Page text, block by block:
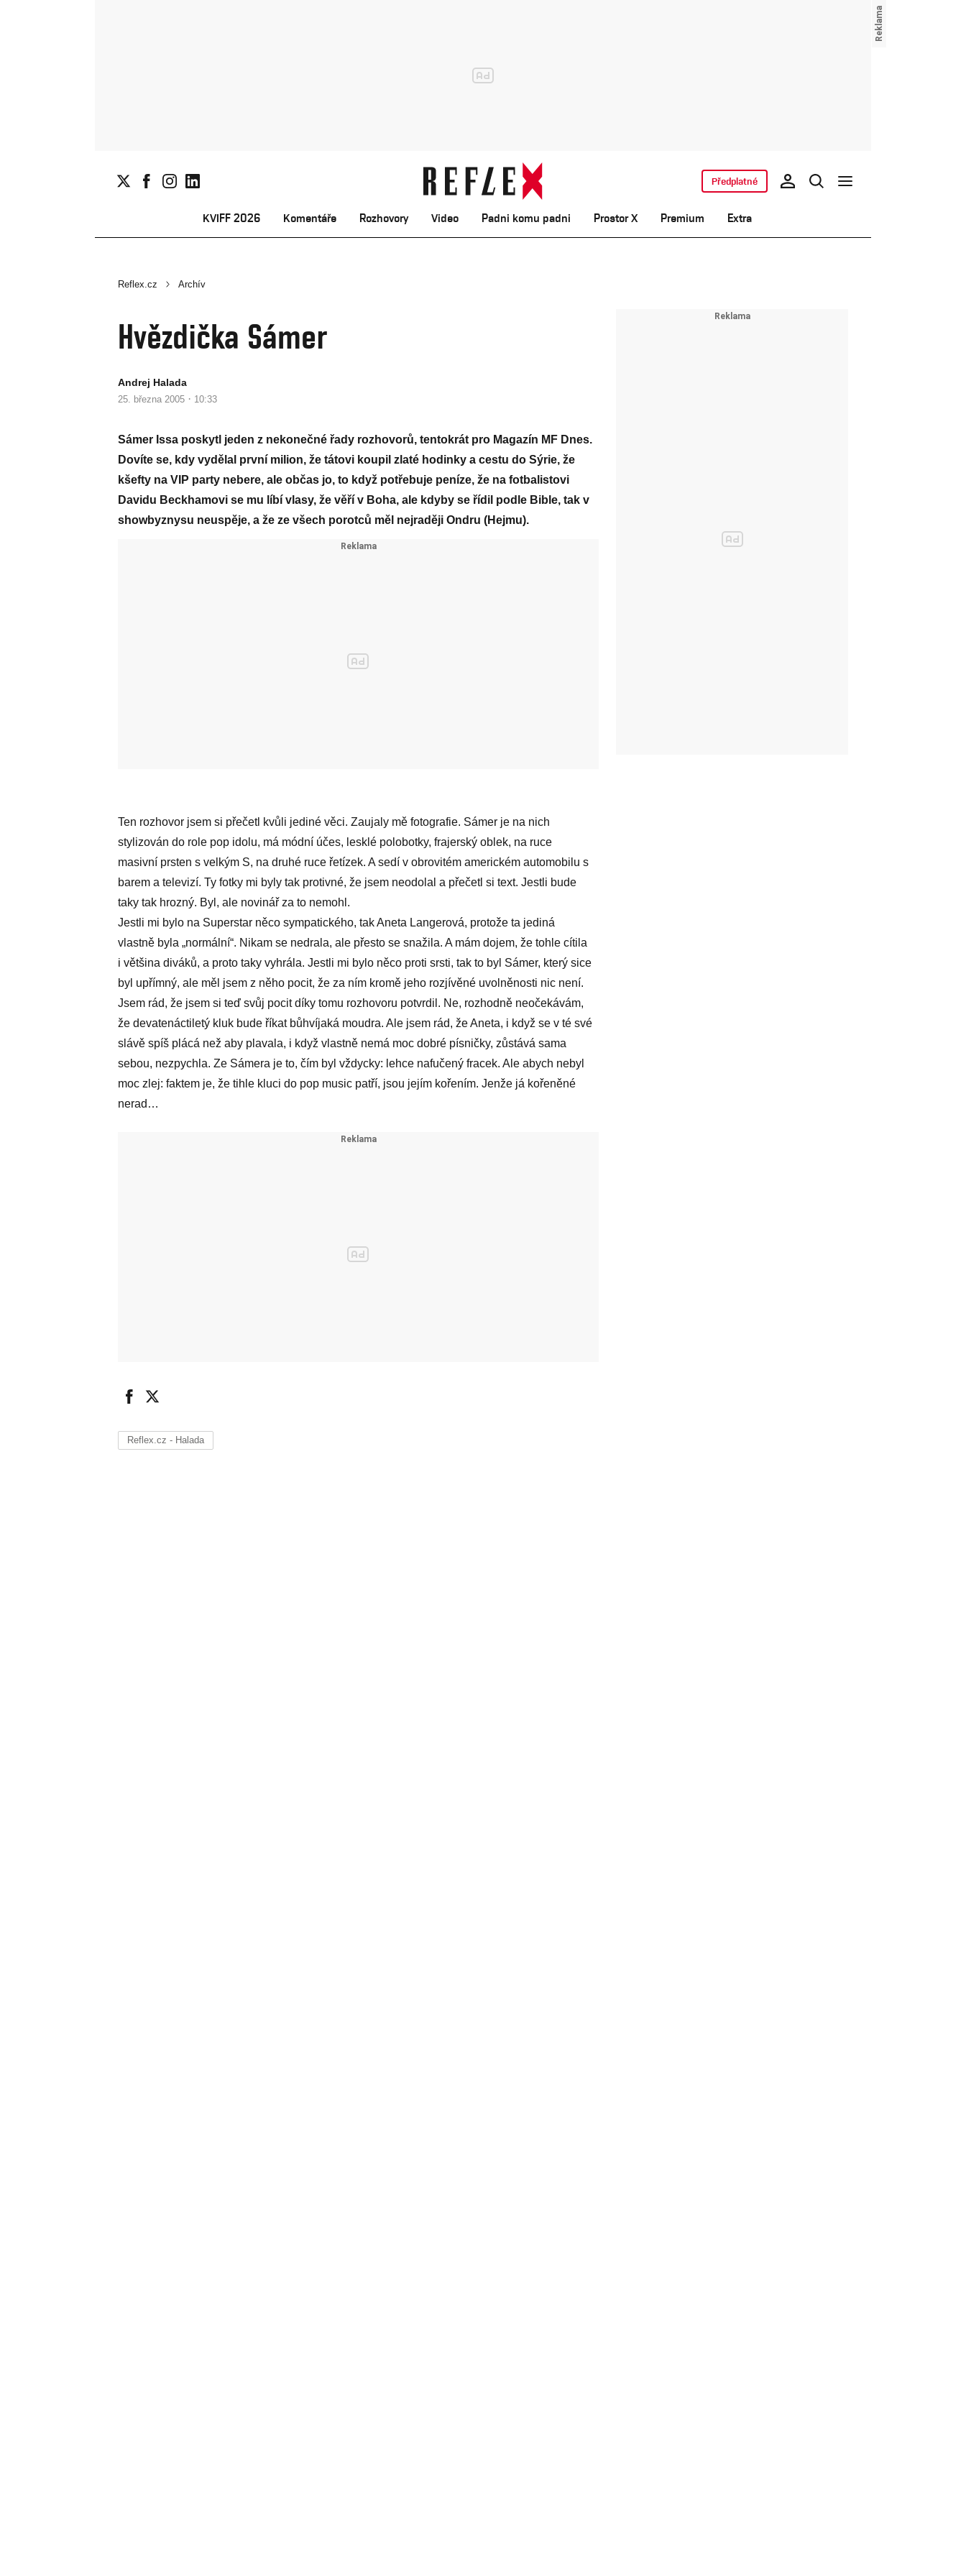
KVIFF 2026 Komentáře Rozhovory Video Padni komu padni Prostor X Premium Extra
Předplatné
Reflex.cz Archív
Hvězdička Sámer
Andrej Halada
25. března 2005 · 10:33
Sámer Issa poskytl jeden z nekonečné řady rozhovorů, tentokrát pro Magazín MF Dnes.
Dovíte se, kdy vydělal první milion, že tátovi koupil zlaté hodinky a cestu do Sýrie, že
kšefty na VIP party nebere, ale občas jo, to když potřebuje peníze, že na fotbalistovi
Davidu Beckhamovi se mu líbí vlasy, že věří v Boha, ale kdyby se řídil podle Bible, tak v
showbyznysu neuspěje, a že ze všech porotců měl nejraději Ondru (Hejmu).
Ten rozhovor jsem si přečetl kvůli jediné věci. Zaujaly mě fotografie. Sámer je na nich
stylizován do role pop idolu, má módní účes, lesklé polobotky, frajerský oblek, na ruce
masivní prsten s velkým S, na druhé ruce řetízek. A sedí v obrovitém americkém automobilu s
barem a televizí. Ty fotky mi byly tak protivné, že jsem neodolal a přečetl si text. Jestli bude
taky tak hrozný. Byl, ale novinář za to nemohl.
Jestli mi bylo na Superstar něco sympatického, tak Aneta Langerová, protože ta jediná
vlastně byla „normální“. Nikam se nedrala, ale přesto se snažila. A mám dojem, že tohle cítila
i většina diváků, a proto taky vyhrála. Jestli mi bylo něco proti srsti, tak to byl Sámer, který sice
byl upřímný, ale měl jsem z něho pocit, že za ním kromě jeho rozjívěné uvolněnosti nic není.
Jsem rád, že jsem si teď svůj pocit díky tomu rozhovoru potvrdil. Ne, rozhodně neočekávám,
že devatenáctiletý kluk bude říkat bůhvíjaká moudra. Ale jsem rád, že Aneta, i když se v té své
slávě spíš plácá než aby plavala, i když vlastně nemá moc dobré písničky, zůstává sama
sebou, nezpychla. Ze Sámera je to, čím byl vždycky: lehce nafučený fracek. Ale abych nebyl
moc zlej: faktem je, že tihle kluci do pop music patří, jsou jejím kořením. Jenže já kořeněné
nerad…
Reflex.cz - Halada